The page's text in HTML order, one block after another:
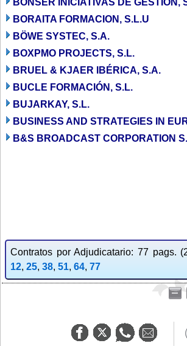
BORAITA FORMACION, S.L.U
BÖWE SYSTEC, S.A.
BOXPMO PROJECTS, S.L.
BRUEL & KJAER IBÉRICA, S.A.
BUCLE FORMACIÓN, S.L.
BUJARKAY, S.L.
BUSINESS AND STRATEGIES IN
B&S BROADCAST CORPORATION
Contratos por Adjudicatario: 77 pags.
12, 25, 38, 51, 64, 77